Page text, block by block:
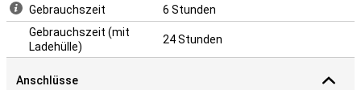
Gebrauchszeit
6 Stunden
Gebrauchszeit (mit
Ladehülle)
24 Stunden
Anschlüsse